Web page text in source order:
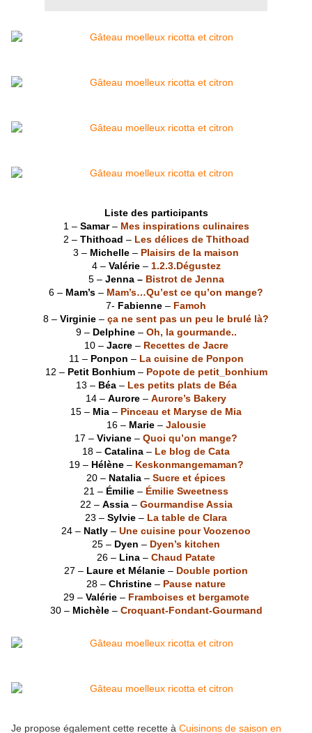
Liste des participants
1 – Samar– Mes inspirations culinaires
2 – Thithoad – Les délices de Thithoad
3 – Michelle – Plaisirs de la maison
4 – Valérie– 1.2.3.Dégustez
5 – Jenna – Bistrot de Jenna
6 – Mam’s – Mam’s…Qu’est ce qu’on mange?
7- Fabienne – Famoh
8 – Virginie – ça ne sent pas un peu le brulé là?
9 – Delphine– Oh, la gourmande..
10 – Jacre– Recettes de Jacre
11 – Ponpon – La cuisine de Ponpon
12 – Petit Bonhium– Popote de petit_bonhium
13 – Béa– Les petits plats de Béa
14 – Aurore – Aurore’s Bakery
15 – Mia – Pinceau et Maryse de Mia
16 – Marie– Jalousie
17 – Viviane – Quoi qu’on mange?
18 – Catalina – Le blog de Cata
19 – Hélène– Keskonmangemaman?
20 – Natalia – Sucre et épices
21 – Émilie – Émilie Sweetness
22 – Assia– Gourmandise Assia
23 – Sylvie – La table de Clara
24 – Natly – Une cuisine pour Voozenoo
25 – Dyen – Dyen’s kitchen
26 – Lina – Chaud Patate
27 – Laure et Mélanie – Double portion
28 – Christine – Pause nature
29 – Valérie– Framboises et bergamote
30 – Michèle– Croquant-Fondant-Gourmand
Je propose également cette recette à Cuisinons de saison en